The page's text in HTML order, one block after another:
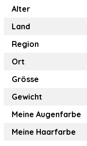
Alter
Land
Region
Ort
Grösse
Gewicht
Meine Augenfarbe
Meine Haarfarbe